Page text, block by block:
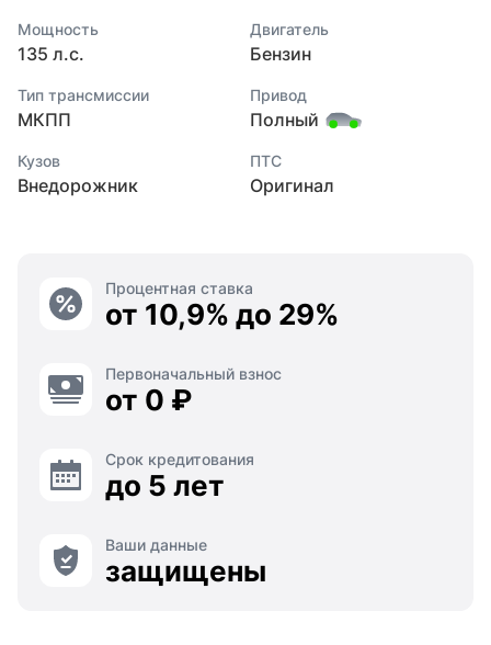
Мощность
135 л.с.
Двигатель
Бензин
Тип трансмиссии
МКПП
Привод
Полный
Кузов
Внедорожник
ПТС
Оригинал
Процентная ставка
от 10,9% до 29%
Первоначальный взнос
от 0 ₽
Срок кредитования
до 5 лет
Ваши данные
защищены